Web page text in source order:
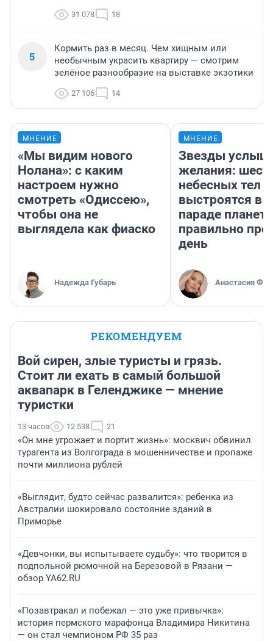
31 078 18
5
Кормить раз в месяц. Чем хищным или
необычным украсить квартиру — смотрим
зелёное разнообразие на выставке экзотики
27 106 14
МНЕНИЕ
«Мы видим нового
Нолана»: с каким
настроем нужно
смотреть «Одиссею»,
чтобы она не
выглядела как фиаско
Надежда Губарь
МНЕНИЕ
Звезды
желания:
небесных тел
выстроятся в
параде планет
правильно
день
Анастасия
РЕКОМЕНДУЕМ
Вой сирен, злые туристы и грязь.
Стоит ли ехать в самый большой
аквапарк в Геленджике — мнение
туристки
13 часов 12 538 21
«Он мне угрожает и портит жизнь»: москвич обвинил
турагента из Волгограда в мошенничестве и пропаже
почти миллиона рублей
«Выглядит, будто сейчас развалится»: ребенка из
Австралии шокировало состояние зданий в
Приморье
«Девчонки, вы испытываете судьбу»: что творится в
подпольной рюмочной на Березовой в Рязани —
обзор YA62.RU
«Позавтракал и побежал — это уже привычка»:
история пермского марафонца Владимира Никитина
— он стал чемпионом РФ 35 раз